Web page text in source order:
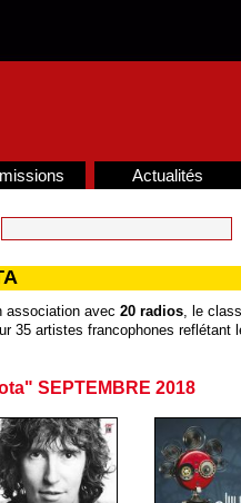
Actualités
association avec 20 radios, le
35 artistes francophones reflétant
SEPTEMBRE 2018